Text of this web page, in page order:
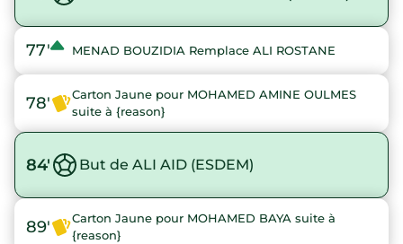
77' MENAD BOUZIDIA Remplace ALI ROSTANE
78'
Carton Jaune pour MOHAMED AMINE OULMES
suite à {reason}
84' But de ALI AID (ESDEM)
89'
Carton Jaune pour MOHAMED BAYA suite à
{reason}